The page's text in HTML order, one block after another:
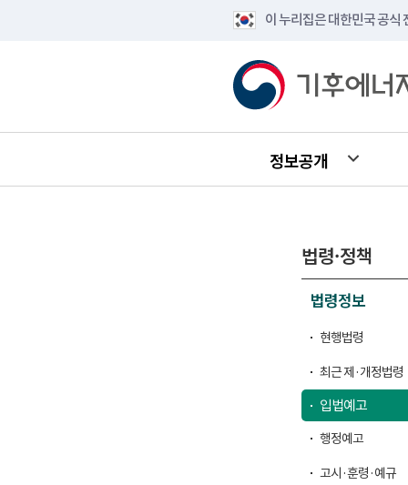
이 누리집은 대한민국 공식
정보공개
법령·정책
법령정보
현행법령
최근 제·개정법령
입법예고
행정예고
고시·훈령·예규